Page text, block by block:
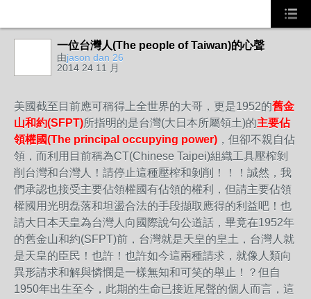
一位台灣人(The people of Taiwan)的心聲
由jason dan 26
2014 24 11 月
美國截至目前應可稱得上全世界的大哥，更是1952的舊金
山和約(SFPT)所指明的是台灣(大日本所屬領土)的主要佔
領權國(The principal occupying power) ，但卻不親自佔
領，而利用目前稱為CT(Chinese Taipei)組織工具壓榨剝
削台灣和台灣人！請停止這種壓榨和剝削！！！誠然，我
們承認也接受主要佔領權國有佔領的權利，但請主要佔領
權國用光明磊落和坦盪合法的手段擷取應得的利益吧！也
請大日本天皇為台灣人向國際說句公道話，畢竟在1952年
的舊金山和約(SFPT)前，台灣就是天皇的皇土，台灣人就
是天皇的臣民！也許！也許如今這兩種請求，就像人類向
異形請求和解與憐憫是一樣無知和可笑的舉止！？但自
1950年出生至今，此期的生命已接近尾聲的個人而言，這